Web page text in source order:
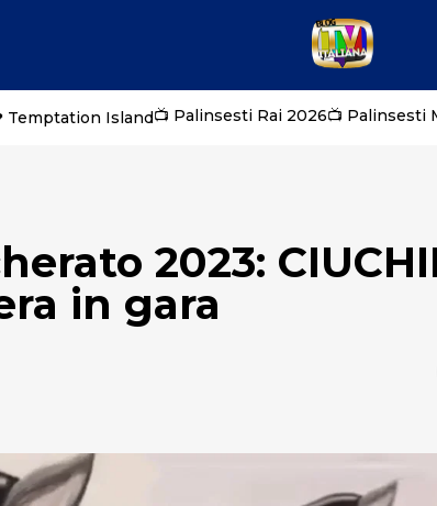
Temptation Island📺 Palinsesti Rai 2026📺 Palinsesti
2023:
in gara